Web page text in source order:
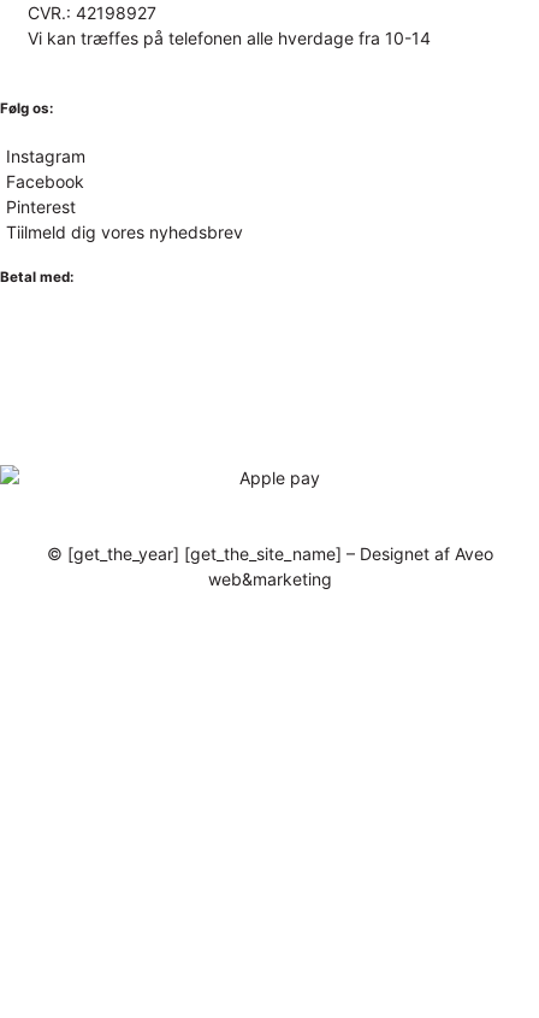
CVR.: 42198927
Vi kan træffes på telefonen alle hverdage fra 10-14
Følg os:
Instagram
Facebook
Pinterest
Tiilmeld dig vores nyhedsbrev
Betal med:
© [get_the_year] [get_the_site_name] – Designet af Aveo
web&marketing